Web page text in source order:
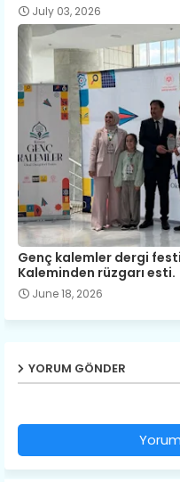
July 03, 2026
Genç kalemler dergi
Kaleminden rüzgarı esti.
June 18, 2026
YORUM GÖNDER